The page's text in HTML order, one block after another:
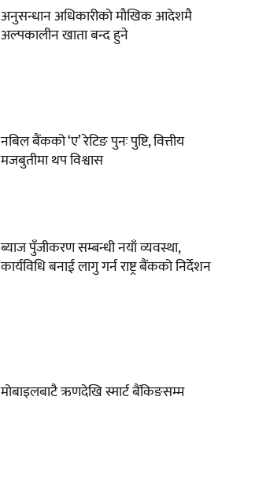
अनुसन्धान अधिकारीकाे माैखिक आदेशमै
अल्पकालीन खाता बन्द हुने
नबिल बैंकको ‘ए’ रेटिङ पुनः पुष्टि, वित्तीय
मजबुतीमा थप विश्वास
ब्याज पुँजीकरण सम्बन्धी नयाँ व्यवस्था,
कार्यविधि बनाई लागु गर्न राष्ट्र बैंकको निर्देशन
मोबाइलबाटै ऋणदेखि स्मार्ट बैंकिङसम्म